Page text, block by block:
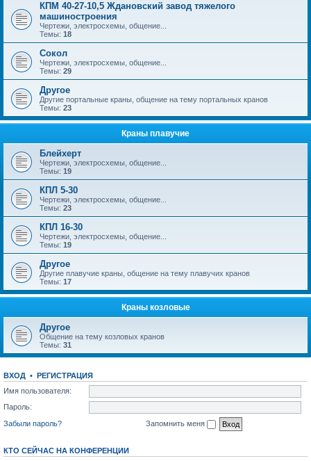
КПМ 40-27-10,5 Ждановский завод тяжелого
машиностроения
Чертежи, электросхемы, общение...
Темы: 18
Сокол
Чертежи, электросхемы, общение...
Темы: 29
Другое
Другие портальные краны, общение на тему портальных кранов
Темы: 23
Краны плавучие
Блейхерт
Чертежи, электросхемы, общение...
Темы: 19
КПЛ 5-30
Чертежи, электросхемы, общение...
Темы: 23
КПЛ 16-30
Чертежи, электросхемы, общение...
Темы: 19
Другое
Другие плавучие краны, общение на тему плавучих кранов
Темы: 17
Краны козловые
Другое
Общение на тему козловых кранов
Темы: 31
ВХОД • РЕГИСТРАЦИЯ
Имя пользователя:
Пароль:
Забыли пароль?
Запомнить меня
КТО СЕЙЧАС НА КОНФЕРЕНЦИИ